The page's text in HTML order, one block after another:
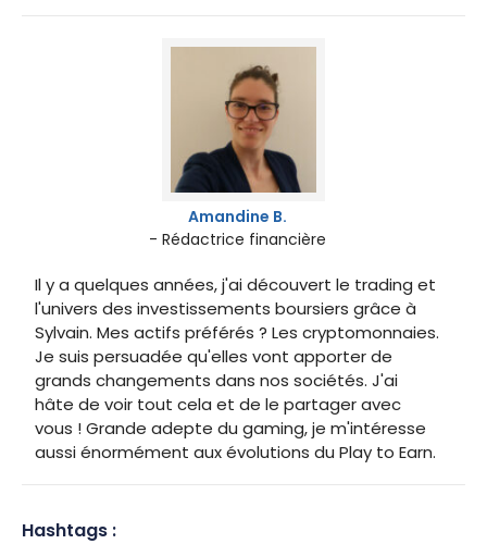
Amandine B.
- Rédactrice financière
Il y a quelques années, j'ai découvert le trading et
l'univers des investissements boursiers grâce à
Sylvain. Mes actifs préférés ? Les cryptomonnaies.
Je suis persuadée qu'elles vont apporter de
grands changements dans nos sociétés. J'ai
hâte de voir tout cela et de le partager avec
vous ! Grande adepte du gaming, je m'intéresse
aussi énormément aux évolutions du Play to Earn.
Hashtags :